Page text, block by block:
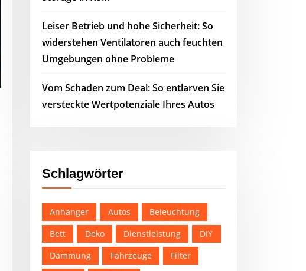
Leiser Betrieb und hohe Sicherheit: So
widerstehen Ventilatoren auch feuchten
Umgebungen ohne Probleme
Vom Schaden zum Deal: So entlarven Sie
versteckte Wertpotenziale Ihres Autos
Schlagwörter
Anhänger Autos
Beleuchtung
Bett
Deko Dienstleistung
DIY
Dämmung
Fahrzeuge
Filter